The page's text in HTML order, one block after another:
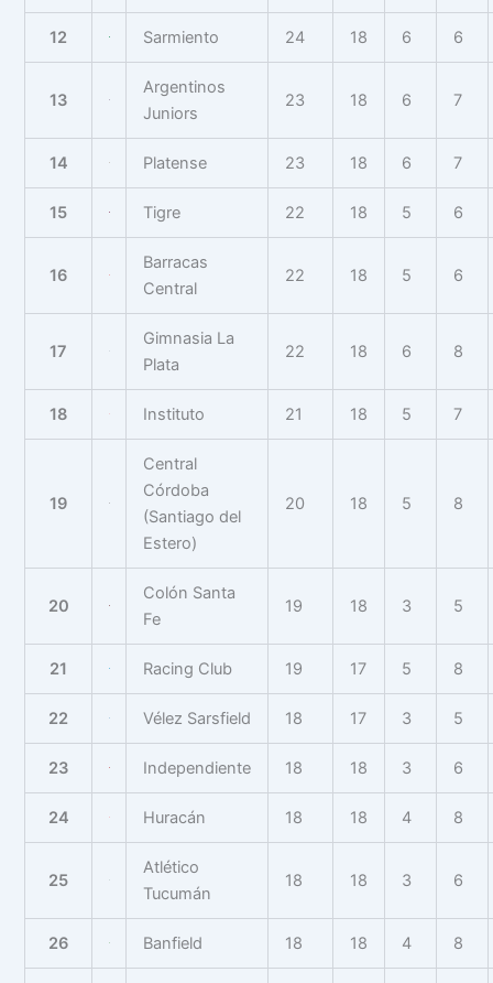
12 Sarmiento 24 18 6 6
13
Argentinos
Juniors
23 18 6 7
14 Platense 23 18 6 7
15 Tigre 22 18 5 6
16
Barracas
Central
22 18 5 6
17
Gimnasia La
Plata
22 18 6 8
18 Instituto 21 18 5 7
19
Central
Córdoba
(Santiago del
Estero)
20 18 5 8
20
Colón Santa
Fe
19 18 3 5
21 Racing Club 19 17 5 8
22 Vélez Sarsfield 18 17 3 5
23 Independiente 18 18 3 6
24 Huracán 18 18 4 8
25
Atlético
Tucumán
18 18 3 6
26 Banfield 18 18 4 8